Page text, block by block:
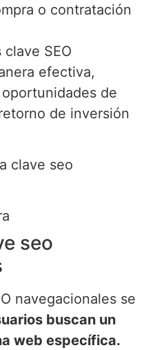
o contratación
SEO
efectiva,
de
de inversión
clave seo
seo
navegacionales se
buscan un
web específica.